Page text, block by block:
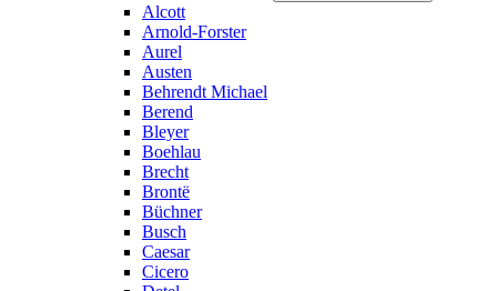
Alcott
Arnold-Forster
Aurel
Austen
Behrendt Michael
Berend
Bleyer
Boehlau
Brecht
Brontë
Büchner
Busch
Caesar
Cicero